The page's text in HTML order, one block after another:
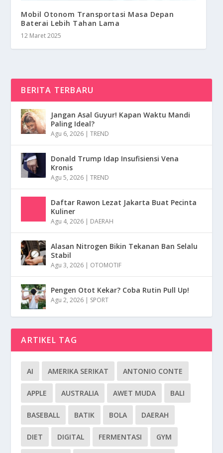
Mobil Otonom Transportasi Masa Depan
Baterai Lebih Tahan Lama
12 Maret 2025
BERITA TERBARU
Jangan Asal Guyur! Kapan Waktu Mandi
Paling Ideal?
Agu 6, 2026 |TREND
Donald Trump Idap Insufisiensi Vena
Kronis
Agu 5, 2026 |TREND
Daftar Rawon Lezat Jakarta Buat Pecinta
Kuliner
Agu 4, 2026 | DAERAH
Alasan Nitrogen Bikin Tekanan Ban Selalu
Stabil
Agu 3, 2026 | OTOMOTIF
Pengen Otot Kekar? Coba Rutin Pull Up!
Agu 2, 2026 | SPORT
ARTIKEL TAG
AI AMERIKA SERIKAT ANTONIO CONTE
APPLE AUSTRALIA AWET MUDA BALI
BASEBALL BATIK BOLA DAERAH
DIET DIGITAL FERMENTASI GYM